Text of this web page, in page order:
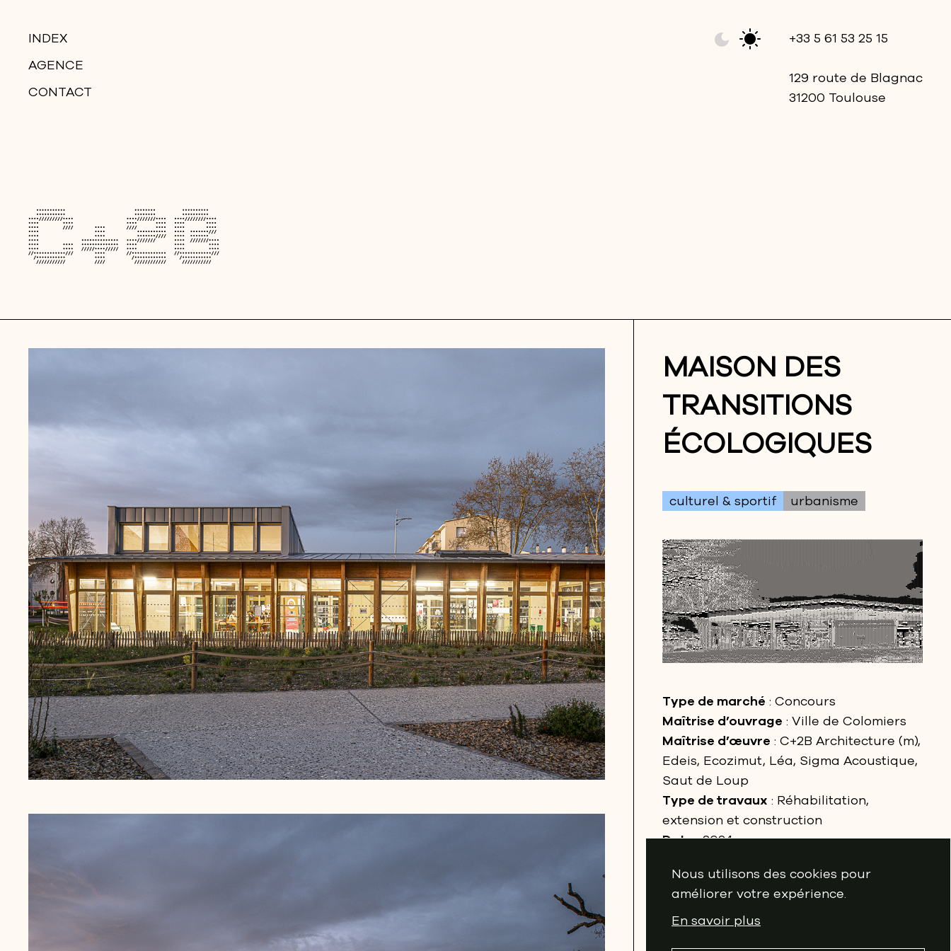
INDEX
AGENCE
CONTACT
+33 5 61 53 25 15
129 route de Blagnac
31200 Toulouse
Nous utilisons des cookies pour
améliorer votre expérience.
En savoir plus
MAISON DES
TRANSITIONS
ÉCOLOGIQUES
culturel & sportif urbanisme
_*,__<<:/<////</<<</<</:<</<<<<<<</</<///<<</:/:<<<<//<<<<<<<<<<<<<<<<<<<<<<<<<<<<<<<<<<<<<<<<<<<<<<<<<<<<<<<<<<<<<<<<<<<<<<<<<<<<<<<<<<<<<<<<<<<<<>>>>>>>>>>>>>>>>>>>>>>>>>>>>>>>>>>>>>>>>>>>>>>>>>>>>>>>>>>>>>>>>>>>>>>>>>>>>>>>>>>>>>>>
--_-,/</><<<<///<><>/<://</<<<<<//:/://:/://<//<<<<//</<<<<<<<<<<<<<<<<<<<<<<<<<<<<<<<<<<<<<<<<<<<<<<<<<<<<<<<<<<<<<<<<<<<<<<<<<<<<<<<<<<<<<<<<<<<<>>>>>>>>>>>>>>>>>>>>>>>>>>>>>>>>>>>>>>>>+>>>>>>>>>>>>>>>>>>>>>>>>>>>>>>>>>>>>>>>>>>>>>>
-_,*_*,/<></:::,/<<<::/<<///<<<<:,,:://:/:</<:/:::::////<<<<<<<<<<<<<<<<<<<<<<<<<<<<<<<<<<<<<<<<<<<<<<<<<<<<<<<<<<<<<<<<<<<<<<<<<<<<<<<<<<<<<<<<<<><>>>>>>>>>>>>>>>>>>>>>>>>>>>>>>>>>>>>+++++>>>>>>>>>>>>>>>>>>>>>>>>>>>>>>>>>>>>>>>>>>>>>
,:/:/:,*______********/</::://:,*:/:///</::/<,:::<<<<<<<<<<<<<<<<<<<<<<<<<<<<<<<<<<<<<<<<<<<<<<<<<<<<<<<<<<<<<<<<<<<<<<<<<<<<<<<<<<<<<<<<<<<<<<<<<><>>>>>>>>>>>>>>>>>>>>>>>>>>>>>>>>>>>++++>>>>>>>>>>>>>>>>>>>>>>>>>>>>>>>>>>>>>>>>>>>>>>>
*::/*/><<://////<></</,,:,,*:::,:/,:<<<<<<<<://:///<<<<<<<<<<<<<<<<<<<<<<<<<<<<<<<<<<<<<<<<<<<<<<<<<<<<<<<<<<<<<<<<<<<<<<<<<<<<<<<<<<<<<<<<<<<<<<<>>>>>>>>>>>>>>>>>>>>>>>>>>>>>>>>>>>>++++>>>>>>>>>>>>>>>>>>>>>>>>>>>>>>>>>>>>>>>>>>>>>>>>
*/:,,::/::,,,,:///<//::::,,,::,:::/,:<<<<:,,/</<<<<<<<<<<<<<<<<<<<<<<<<<<<<<<<<<<<<<<<<<<<<<<<<<<<<<<<<<<<<<<<<<<<<<<<<<<<<<<<<<<<<<<<<<<<<<<<<<<<<>>>>>>>>>>>>>>>>>>>>>>>>>>>>>>>>>>>++++>>>>>>>>>>>>>>>>>>>>>>>>>>>>>>>>>>>>>>>>>>>>>>>>
,//<<</:,::/</::/::::,,,:,///:,:,:/,:::::,,//<<<<<<<<<<<<<<<<<<<<<<<<<<<<<<<<<<<<<<<<<<<<<<<<<<<<<<<<<<<<<<<<<<<<<<<<<<<<<<<<<<<<<<<<<<<<<<<<<<<<<<>>>>>>>>>>>>>>>>>>>>>>>>>>>>>>>>>>>++>>>>>>>>>>>>>>>>>>>>>>>>>>>>>>>>>>>>>>>>>>>>>>>>>>
<</>+><>/:/>></:/:/:,//:::///::,,*,,*:/:::/<:<<<<<<<<<<<<<<<<<<<<<<<<<<<<<<<<<<<<<<<<<<<<<<<<<<<<<<<<<<<<<<<<<<<<<<<<<<<<<<<<<<<<<<<<<<<<<<<<<<<<<<>>>>>>>>>>>>>>>>>>>>>>>>>>>>>>>>>>>++>>>>>>>>>>>>>>>>>>>>>>>>>>>>>>>>>>>>>>>>>>>>>>>>>>
///<>><<://<<</:</::::::://,,*,:::,,,,,*/,:::/<<<<<<<<<<<<<<<<<<<<<<<<<<<<<<<<<<<<<<<<<<<<<<<<<<<<<<<<<<<<<<<<<<<<<<<<<<<<<<<<<<<<<<<<<<<<<<<<<<<<<>>>>>>>>>>>>>>>>>>>>>>>>>>>>>>>>>>>++++>>>>>>>>++>>>>>>>>>>>>>>>>>>>>>>>>>>>>>>>>>>>>>>
,,,:///,,:,,::,,:,,://://::::/<<</,//::::,:/:<<<<<<<<<<<<<<<<<<<<<<<<<<<<<<<<<<<<<<<<<<<<<<<<<<<<<<<<<<<<<<<<<<<<<<<<<<<<<<<<<<<<<<<<<<<<<<<<<<<<<<>>>>>>>>>>>>>>>>>>>>>>>>>>>>>>>>>>>+>>>>>>>>>>+++>>>>>>>>>>>>>>>>>>>>>>>>>>>>>>>>>>>>>>
-__________*******,:,,,,::::/:::::://<<<<//<<<<<<<<<<<<<<<<<<<<<<<<<<<<<<<<<<<<<<<<<<<<<<<<<<<<<<<<<<<<<<<<<<<<<<<<<<<<<<<<<<<<<<<<<<<<<<<<<<<<<<<<>>>>>>>>>>>>>>>>>>>>>>>>>>>>>>>>>>>>>>>>>>>>>+++++>>>>>>>>>>>>>>>>>>>>>>>>>>>>>>>>>>>>>
*>>><,_,,***__*___***_****,,,::,:/<//<<><<<<<<<<<<<<<<<<<<<<<<<<<<<<<<<<<<<<<<<<<<<<<<<<<<<<<<<<<<<<<<<<<<<<<<<<<<<<<<<<<<<<<<<<<<<<<<<<<<<<<<<<<<>>>>>>>>>>>>>>>>>>>>>>>>>>>>>>>>>>>>>>>>>>>>>++++++>>>>>>>>>>>>>>>>>>>>>>>>>>>>>>>>>>>>>
:<<//,*****:><:,*:,,***_,::///<<::<<<</<<<<<<<<<<<<<<//<<<<<<<<<<<<<<<<<<<<<<<<<<<<<<<<<<<<<<<<<<<<<<<<<<<<<<<<<<<<<<<<<<<<<<<<<<<<<<<<<<<<<<<<<<<<>>>>>>>>>>>>>>>>>>>>>>>>>>>>>>>>>>>>>>>>>>>+++++++>>>>>>>>>>>>>>>>>>>>>>>>>>>>>>>>>>>>>
,,::,,/<,*:::///::</:,:*,:://///</:/<///<<<<<<<<<<<<//<<<<<<<<<<<<<<<<<<<<<<<<<<<<<<<<<<<<<<<<<<<<<<<<<<<<<<<<<<<<<<<<<<<<<<<<<<<<<<<<<<<<<<<<<<<<<<>>>>>>>>>>>>>>>>>>>>>>>>>>>>>>>>>>>>>>>>>++++++++>>>>>++>>>>>>>>>>>>>>>>>>>>>>>>>>>>>>
:**:/<<</,:,,:<//:/,,*,:/:,,,,,:/,:/::/<<<<<<<<<<<<<<<<<<<<<<<<<<<<<<<<<<<<<<<<<<<<<<<<<<<<<<<<<<<<<<<<<<<<<<<<<<<<<<<<<<<<<<<<<<<<<<<<<<<<<<<<<<<<<>>>>>>>>>>>>>>>>>>>>>>>>>>>>>>>>>>>>>>>>+++++++++>>>>>>>>>>>>+++>>>>>>>>>>>>>>>>>>>>>>
*/<>>>>></:/:,::/:::,/:,:::,*,,,*_*:/:<<<<<<:/</<<</<<<<<<<<<<<<<<<<<<<<<<<<<<<<<<<<<<<<<<<<<<<<<<<<<<<<<<<<<<<<<<<<<<<<<<<<<<<<<<<<<<<<<<<<<<<<<<<<>>>>>>>>>>>>>>>>>>>>>>>>>>>>>>>>>>>>>>>+++++++++++>>>>>>>>++++++>>>>>>>>>>>>>>>>>>>>>>
<>>>>>>></,:/<:,,:/*<<<<<</>/:/,,//::/://><//<<<<//<<<<<<<<<<<<<<<<<<<<<<<<<<<<<<<<<<<<<<<<<<<<<<<<<<<<<<<<<<<<<<<<<<<<<<<<<<<<<<<<<<<<<<<<<<<<<<<<<>>>>>>>>>>>>>>>>>>>>>>>>>>>>>>>>>>>>>>+++++++++++++++>>++++++++>>>>>>>>>>>>>>>>>>>>>>>
/<>>>>>>><:/:/<</,:*/:,:::/<//::<<<///://<//<<</:<<<<<<<<<<<<<<<<<<<<<<<<<<<<<<<<<<<<<<<<<<<<<<<<<<<<<<<<<<<<<<<<<<<<<<<<<<<<<<<<<<<<<<<<<<<<<<<<<<<>>>>>>>>>>>>>>>>>>>>>>>>>>>>>>>>>>>>>>+++++++++++++++++>++++++>>>>>>>>>>>>>>>>>>>>>>>>
<>>>><>>>>/<:>>>/:,*,*,:<//::/</:</<</:,:::/</:/<<<<<<<<<<<<<<<<<<<<<<<<<<<<<<<<<<<<<<<<<<<<<<<<<<<<<<<<<<<<<<<<<<<<<<<<<<<<<<<<<<<<<<<<<<<<<<<<<<<<>>>>>>>>>>>>>>>>>>>>>>>>>>>>>>>>>>+++++++++++++++++++++++++++>>>>>>>>>>>>>>>>>>>>>>>>>
<>>>><<<>>>,<>>>//,//,,:<<::,////,:/<</<</</:,:////<<<<<<<<<<<<<<<<<<<<<<<<<<<<<<<<<<<<<<<<<<<<<<<<<<<<<<<<<<<<<<<<<<<<<<<<<<<<<<<<<<<<<<<<<<<<<<<<<>>>>>>>>>>>>>>>>>>>>>>>>>>>>>>>>>+++++++++++++++++++++++++++>>>>>>>>>>>>>>>>>>>>>>>>>>
//<<<//><<<<:>>//:/></::,,:::,/<><//<<</<>/<<</<<<<<<<<<<<<<<<<<<<<<<<<<<<<<<<<<<<<<<<<<<<<<<<<<<<<<<<<<<<<<<<<<<<<<<<<<<<<<<<<<<<<<<<<<<<<<<<<<<<<>>>>>>>>>>>>>>>>>>>>>>>>>>>>>>>>>++++++++++++++++++++++++++>>>>>>>>>>>>>>>>>>>>>>>>>>>>
***::/<<><<<:/<>/,//:,,**,,:///:::<<<///<<<//<<///<<<<<<<<<<<<<<<<<<<<<<<<<<<<<<<<<<<<<<<<<<<<<<<<<<<<<<<<<<<<<<<<<<<<<<<<<<<<<<<<<<<<<<<<<<<<<<<<<>>>>>>>>>>>>>>>>>>>>>>>>>>>>>>>>>++++++++++++++++++++++++>>>>>>>>>>>>>>>>>>>>>>>>>>>>>>
::,*::/<>/<//://,,,,**,:,,://:::::://::/://:<>><</<<><<<<<<<<<<<<<<<<<<<<<<<<<<<<<<<<<<<<<<<<<<<<<<<<<<<<<<<<<<<<<<<<<<<<<<<<<<<<<<<<<<<<<<<<<<<<<<>>>>>>>>>>>>>>>>>>>>>>>>>>>>>>>>>++++++++++++++++++++++++>>>>>>>>>>>>>>>>>>>>>>>>>>>>>>
:,::*_:</<,*,,***:,,*,//::<<<///<//////</<<<<>>>>><>>><>>><<<<<<<<<<<<<<<<<<<<<<<<<<<<<<<<<<<<<<<<<<<<<<<<<<<<<<<<<<<<<<<<<<<<<<<<<<<<<<<<<<<<<<<<<>>>>>>>>>>>>>>>>>>>>>>>>>>>>>>>>++++++++++++++++++++++++++>>>>>>>>>>>>>>>>>>>>>>>>>>>>>
__*,:<,*____,*__**:/:,,:/<>>>>>>><<<><<<>>><>>>>>>>>>>>>>>>><<<<<<<<<<<<<<<<<<<<<<<<<<<<<<<<<<<<<<<<<<<<<<<<<<<<<<<<<<<<<<<<<<<<<<<<<<<<<<<<<<<<<<<<<>>>>>>>>>>>>>>>>>>>>>>>>>>>>>>+++++++++++++++++++++++++>>>>>>>>>>>>>>>>>>>>>>>>>>>>>>
*__*___*,,,:/,*,,_,,,:,,,:>>><>>>>>>>>>>>>>>>>>>>>>>>>>>>>>>><<<<<<<<<<<<<<<<<<<<<<<<<<<<<<<<<<<<<<<<<<<<<<<<<<<<<<<<<<<<<<<<<<<<<<<<<<<<<<<<<<<<<<<<>>>>>>>>>>>>>>>>>>>>>>>>>>>>>>>++++++++++++++++++++++++++>>>>>>>>>>>>>>>>>>>>>>>>>>>>
**,/:_**::,:,**,:,:,:,,:/<<<//><>>>>><<<>>>>>>>>>>>>>>>>>>>>>>><<<<<<<<<<<<<<<<<<<<<<<<<<<<<<<<<<<<<<<<<<<<<<<<<<<<<<<<<<<<<<<<<<<<<<<<<<<<<<<<<<<<<>>>>>>>>>>>>>>>>>>>>>>>>>>>>>>>>++++++++++++++++++++++++++>>>>>>>>>>>>>>>>>>>>>>>>>>>>
:,**:,_,/:,,**,*,,//:,:<<</:,<><><>>><:/>>>>>>>>>>>>>>>>>>>>>>>><<<<<<<<<<<<<<<<<<<<<<<<<<<<<<<<<<<<<<<<<<<<<<<<<<<<<<<<<<<<<<<<<<<<<<<<<<<<<<<<<<<><>>>>>>>>>>>>>>>>>>>>>>>>>>>>>>>++++++++++++++++++++++++++>>>>>>>>>>>>>>>>>>>>>>>>>>>>
+++<,,**__*,:_,:>:,,::::/<<<:/<>/<<>></<<<<>>>>>>>>>>>>>>>>>>>>>>>>><><<<<<<<<<<<<<<<<<<<<<<<<<<<<<<<<<<<<<<<<<<<<<<<<<<<<<<<<<<<<<<<<<<<<<<<<<<>>>>>>>>>>>>>>>>>>>>>>>>>>>>>>>>>>>>+++++++++++++++++++++++++>>>>>>>>>>>>>>>>>>>>>>>>>>>>>
>>>>,**,***_*,,*:/:,:<<<<//</::/::/<<//<<<<>>>>>>>>>>>>>>>>>>>>>>>>>>>>><<<<<<<<<<<<<<<<<<<<<<<<<<<<<<<<<<<<<<<<<<<<<<<<<<<<<<<<<<<<<<<<<<<<<<<<>>>>>>>>>>>>>>>>>>>>>>>>>>>>>>>>>>>>+++++++++++++++++++++++++>>>>>>>>>>>>>>>>>>>>>>>>>>>>>
<<>:*,:,,::/,,:,,,:::///:://:://////::/<<<<>>>>>>>>>>>>>>>>>>>>>>>>>>>>><<<<<<<<<<<<<<<<<<<<<<<<<<<<<<<<<<<<<<<<<<<<<<<<<<<<<<<<<<<<<<<<<<<<>><<>>>>>>>>>>>>>>>>>>>>>>>>>>>>>>>>>>>>++++++++++++++++++++++++>>>>>>>>>>>>>>>>>>>>>>>>>>>>>>
><,_,>>/,/<:/:*:>/,*:</<<//://<///:/<>>>>>>>>>>>>>>>>>>>>>>>>>>>>>>>>>>><><<<<<<<<<<<<<<<<<<<<<<<<<<<<<<<<<<<<<<<<<<<<<<<<<<<<<<<<<<<<<<<<<>>>>>>>>>>>>>>>>>>>>>>>>>>>>>>>>>>>>>>>>>+++++++++++++++++++++++>>>>>>>>>>>>>>>>>>>>>>>>>>>>>>>
,***:<<<::>:<>/,,/<<,,////<:<<<::<</><><><><<<>>>>>>>>>>>>>>>>>>>>>>>>>>>>>><<<<<<<<<<<<<<<<<<<<<<<<<<<<<<<<<<<<<<<<<<<<<<<<<<<<<<<<<<<<<>>>>>>>>>>>>>>>>>>>>>>>>>>>>>>>>>>>>>>>>>>++++++++++++++++++++++++>>>>>>>>>>>>>>>>>>>>>>>>>>>>>>>
___**,,,,,<<<<</**,,::,,,::://::/<<:<<>:<</<<<>>>>>>>>>>>>>>>>>>>>>>>>>>>>>><<<<<<<><<<<<<<<<<<<<><<>><<<<<<<<<<<<<<<<<<<<<<<<<<<<<<<<<<<<>>>>>>>>>>>>>>>>>>>>>>>>>>>>>>>>>>>>>>>>+++++++++++++++++++++++>>>>>>>>>>>>>>>>>>>>>>>>>>>>>>>>>
*__***::,*,::,:,,,,,///:,:::///:</<:/<////:>>>>>>>>>>>>>>>>>>>>>>>>>>>>>>>>>>><<<<<<<<<>><<>>>>>>>><>>><<<<<<<<<<<<<<<<<<<<<<<<<<<<<<<<<<<>>>>>>>>>>>>>>>>>>>>>>>>>>>>>>>>>>>>>>>>++++++++++++++++++++++>>>>>>>>>>>>>>>>>>>>>>>>>>>>>>>>>>
:</:,***,,,:,,,,,*,*,,/:<</:,/:/:/<:/::,//<<<>>>><>>>>><>>>>>>>>>>>>>>>>>>>>>>>>><<<<<<><>>>>>>>>>>>>><<<<<<<<<<<<<<<<<<<<<<<<<<<<<<<<<>>>>>>>>>>>>>>>>>>>>>>>>>>>>>>>>>>>>>>>>>>++++++++++++++++++++++>>>>>>>>>>>>>>>>>>>>>>>>>>>>>>>>>>>
<><:<<,,,***,:/<:,,:/,**,,,*,,*,:/:,:://::<</<<><<<>>>/
Type de marché : Concours
Maîtrise d’ouvrage : Ville de Colomiers
Maîtrise d’œuvre : C+2B Architecture (m),
Edeis, Ecozimut, Léa, Sigma Acoustique,
Saut de Loup
Type de travaux : Réhabilitation,
extension et construction
Date: 2024
Surface: 450 m²
Budget: 1 000 000 €HT
Statut: Livré